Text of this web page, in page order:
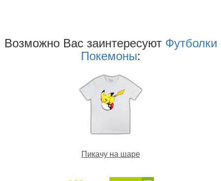
Возможно Ваc заинтересуют Футболки
Покемоны:
Пикачу на шаре